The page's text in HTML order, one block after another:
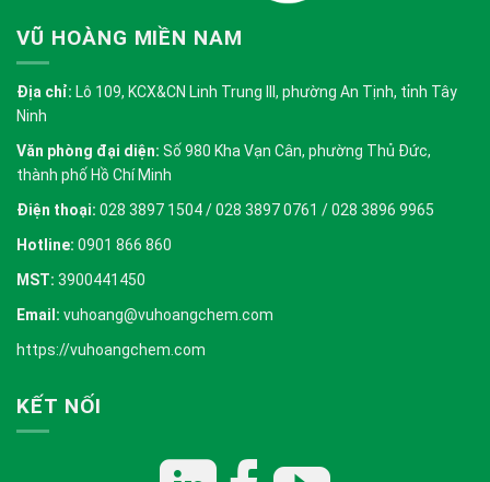
VŨ HOÀNG MIỀN NAM
Địa chỉ: Lô 109, KCX&CN Linh Trung III, phường An Tịnh, tỉnh Tây
Ninh
Văn phòng đại diện: Số 980 Kha Vạn Cân, phường Thủ Đức,
thành phố Hồ Chí Minh
Điện thoại: 028 3897 1504 / 028 3897 0761 / 028 3896 9965
Hotline: 0901 866 860
MST: 3900441450
Email: vuhoang@vuhoangchem.com
https://vuhoangchem.com
KẾT NỐI